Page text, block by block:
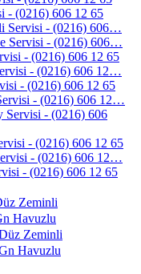
- (0216) 606 12 65
Servisi - (0216) 606…
Servisi - (0216) 606…
- (0216) 606 12 65
- (0216) 606 12…
- (0216) 606 12 65
- (0216) 606 12…
Servisi - (0216) 606
- (0216) 606 12 65
- (0216) 606 12…
- (0216) 606 12 65
Zeminli
Havuzlu
Zeminli
Havuzlu